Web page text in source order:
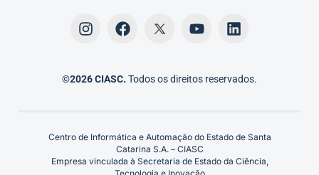
©2026 CIASC. Todos os direitos reservados.
Centro de Informática e Automação do Estado de Santa
Catarina S.A. – CIASC
Empresa vinculada à Secretaria de Estado da Ciência,